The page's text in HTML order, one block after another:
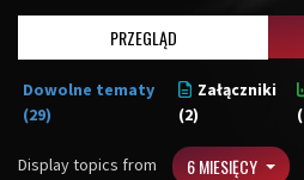
PRZEGLĄD
Dowolne tematy
(29)
Załączniki
(2)
Display topics from 6 MIESIĘCY